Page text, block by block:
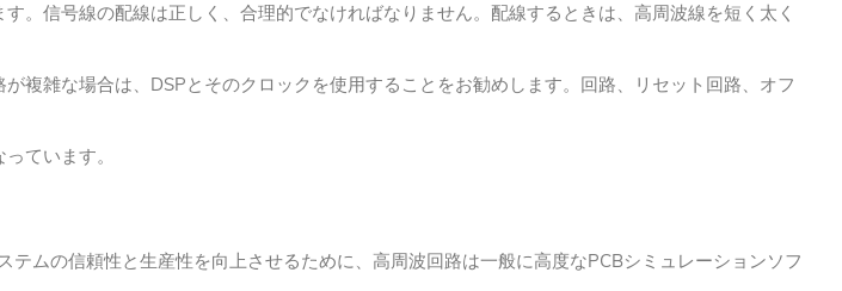
。 信号線の配線は正しく、合理的でなければなりません。 配線するときは、高周波線を短く太く
が複雑な場合は、DSPとそのクロックを使用することをお勧めします。回路、リセット回路、オフ
ています。
ムの信頼性と生産性を向上させるために、高周波回路は一般に高度なPCBシミュレーションソフ